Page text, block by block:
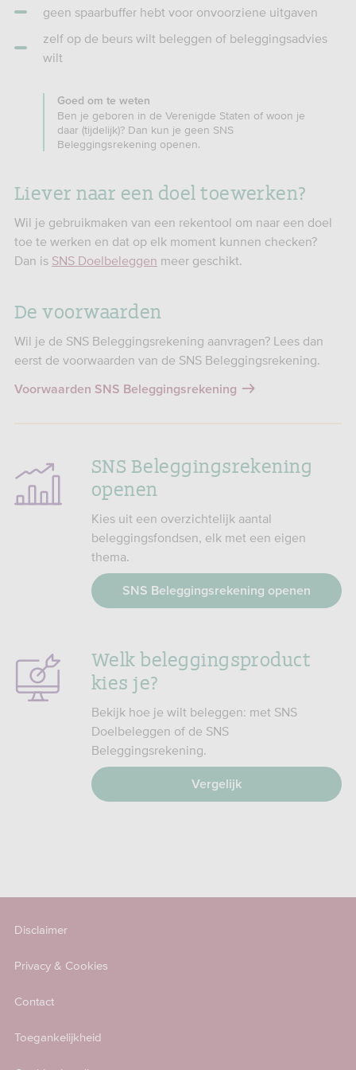
geen spaarbuffer hebt voor onvoorziene uitgaven
zelf op de beurs wilt beleggen of beleggingsadvies
wilt
Goed om te weten
Ben je geboren in de Verenigde Staten of woon je
daar (tijdelijk)? Dan kun je geen SNS
Beleggingsrekening openen.
Liever naar een doel toewerken?
Wil je gebruikmaken van een rekentool om naar een doel
toe te werken en dat op elk moment kunnen checken?
Dan is SNS Doelbeleggen meer geschikt.
De voorwaarden
Wil je de SNS Beleggingsrekening aanvragen? Lees dan
eerst de voorwaarden van de SNS Beleggingsrekening.
Voorwaarden SNS Beleggingsrekening
SNS Beleggingsrekening
openen
Kies uit een overzichtelijk aantal
beleggingsfondsen, elk met een eigen
thema.
SNS Beleggingsrekening openen
Welk beleggingsproduct
kies je?
Bekijk hoe je wilt beleggen: met SNS
Doelbeleggen of de SNS
Beleggingsrekening.
Vergelijk
Disclaimer
Privacy & Cookies
Contact
Toegankelijkheid